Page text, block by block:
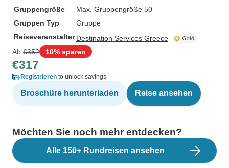
Gruppengröße
Max. Gruppengröße 50
Gruppen Typ
Gruppe
Reiseveranstalter Destination Services Greece
Ab €352 10% sparen
€317
Registrieren to unlock savings
Broschüre herunterladen Reise ansehen
Möchten Sie noch mehr entdecken?
Alle 150+ Rundreisen ansehen